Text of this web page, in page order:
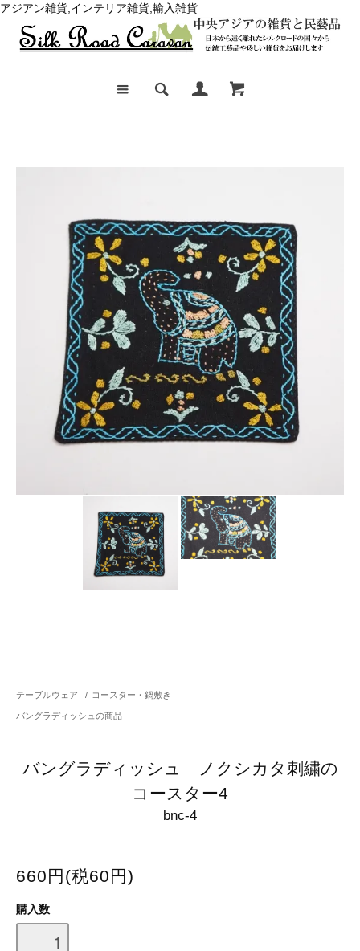
アジアン雑貨,インテリア雑貨,輸入雑貨
テーブルウェア / コースター・鍋敷き
バングラディッシュの商品
バングラディッシュ ノクシカタ刺繍の
コースター4
bnc-4
660円(税60円)
購入数